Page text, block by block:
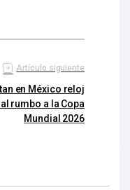
Artículo siguiente
en México reloj
rumbo a la Copa
Mundial 2026